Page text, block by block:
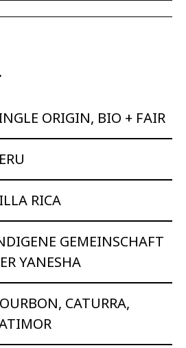
ORIGIN, BIO + FAIR
RICA
GEMEINSCHAFT
YANESHA
CATURRA,